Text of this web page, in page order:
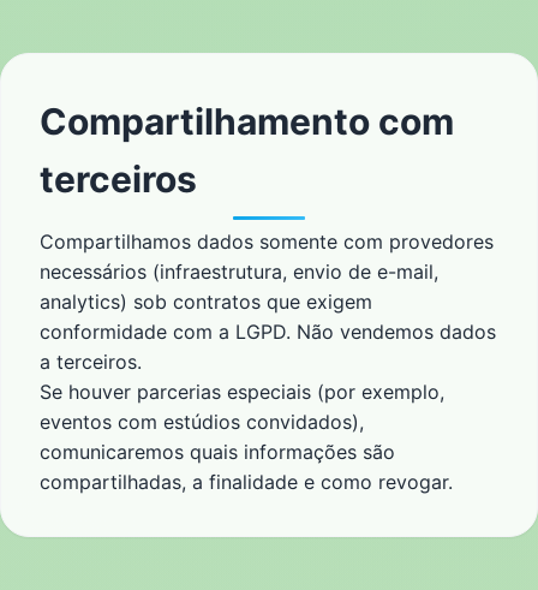
Compartilhamento com
terceiros
Compartilhamos dados somente com provedores
necessários (infraestrutura, envio de e-mail,
analytics) sob contratos que exigem
conformidade com a LGPD. Não vendemos dados
a terceiros.
Se houver parcerias especiais (por exemplo,
eventos com estúdios convidados),
comunicaremos quais informações são
compartilhadas, a finalidade e como revogar.